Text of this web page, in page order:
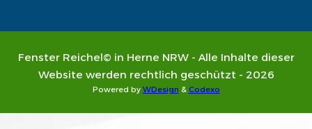
Fenster Reichel© in Herne NRW - Alle Inhalte dieser
Website werden rechtlich geschützt - 2026
Powered by WDesign & Codexo